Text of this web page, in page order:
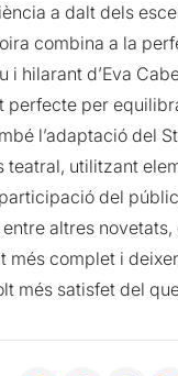
a dalt dels
combina a la
i hilarant d’Eva
perfecte per
l’adaptació del
teatral, utilitzant
del
altres novetats,
més complet i
més satisfet del